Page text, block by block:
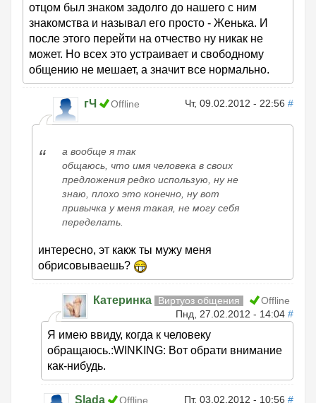
отцом был знаком задолго до нашего с ним
знакомства и называл его просто - Женька. И
после этого перейти на отчество ну никак не
может. Но всех это устраивает и свободному
общению не мешает, а значит все нормально.
гЧ Offline Чт, 09.02.2012 - 22:56 #
а вообще я так
общаюсь, что имя человека в своих
предложения редко использую, ну не
знаю, плохо это конечно, ну вот
привычка у меня такая, не могу себя
переделать.
интересно, эт какж ты мужу меня
обрисовываешь?
Катеринка Виртуоз общения
Offline
Пнд, 27.02.2012 - 14:04 #
Я имею ввиду, когда к человеку
обращаюсь.:WINKING: Вот обрати внимание
как-нибудь.
Slada Offline Пт, 03.02.2012 - 10:56 #